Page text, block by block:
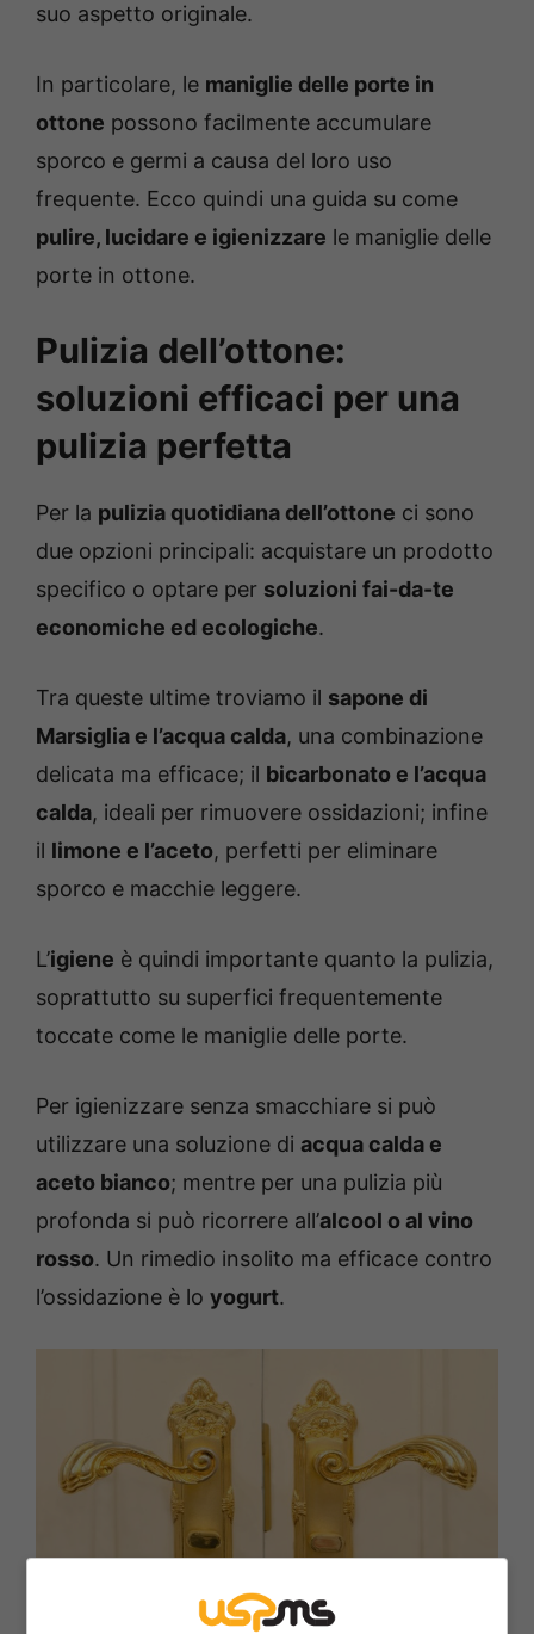
suo aspetto originale.
In particolare, le maniglie delle porte in
ottone possono facilmente accumulare
sporco e germi a causa del loro uso
frequente. Ecco quindi una guida su come
pulire, lucidare e igienizzare le maniglie delle
porte in ottone.
Pulizia dell’ottone:
soluzioni efficaci per una
pulizia perfetta
Per la pulizia quotidiana dell’ottone ci sono
due opzioni principali: acquistare un prodotto
specifico o optare per soluzioni fai-da-te
economiche ed ecologiche.
Tra queste ultime troviamo il sapone di
Marsiglia e l’acqua calda, una combinazione
delicata ma efficace; il bicarbonato e l’acqua
calda, ideali per rimuovere ossidazioni; infine
il limone e l’aceto, perfetti per eliminare
sporco e macchie leggere.
L’igiene è quindi importante quanto la pulizia,
soprattutto su superfici frequentemente
toccate come le maniglie delle porte.
Per igienizzare senza smacchiare si può
utilizzare una soluzione di acqua calda e
aceto bianco; mentre per una pulizia più
profonda si può ricorrere all’alcool o al vino
rosso. Un rimedio insolito ma efficace contro
l’ossidazione è lo yogurt.